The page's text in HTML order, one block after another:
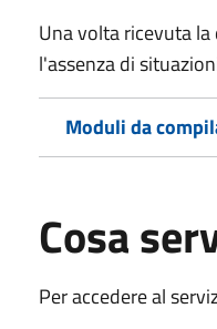
Una volta ricevuta
l'assenza di
Moduli da
Cosa
Per accedere al